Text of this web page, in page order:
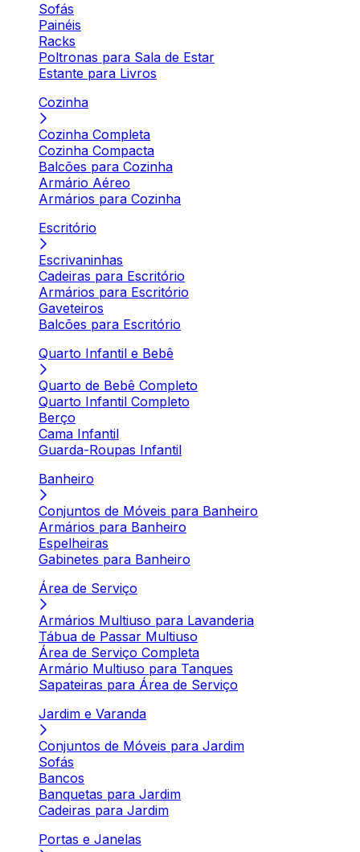
Sofás
Painéis
Racks
Poltronas para Sala de Estar
Estante para Livros
Cozinha
Cozinha Completa
Cozinha Compacta
Balcões para Cozinha
Armário Aéreo
Armários para Cozinha
Escritório
Escrivaninhas
Cadeiras para Escritório
Armários para Escritório
Gaveteiros
Balcões para Escritório
Quarto Infantil e Bebê
Quarto de Bebê Completo
Quarto Infantil Completo
Berço
Cama Infantil
Guarda-Roupas Infantil
Banheiro
Conjuntos de Móveis para Banheiro
Armários para Banheiro
Espelheiras
Gabinetes para Banheiro
Área de Serviço
Armários Multiuso para Lavanderia
Tábua de Passar Multiuso
Área de Serviço Completa
Armário Multiuso para Tanques
Sapateiras para Área de Serviço
Jardim e Varanda
Conjuntos de Móveis para Jardim
Sofás
Bancos
Banquetas para Jardim
Cadeiras para Jardim
Portas e Janelas